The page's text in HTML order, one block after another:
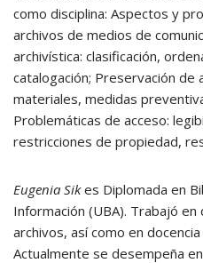
como disciplina: Aspectos y
archivos de medios de
archivística: clasificación,
catalogación; Preservación de
materiales, medidas
Problemáticas de acceso:
restricciones de propiedad,
Eugenia Sikes Diplomada en
Información (UBA). Trabajó
archivos, así como en
Actualmente se desempeña